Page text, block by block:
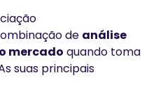
de análise
mercado quando toma
suas principais